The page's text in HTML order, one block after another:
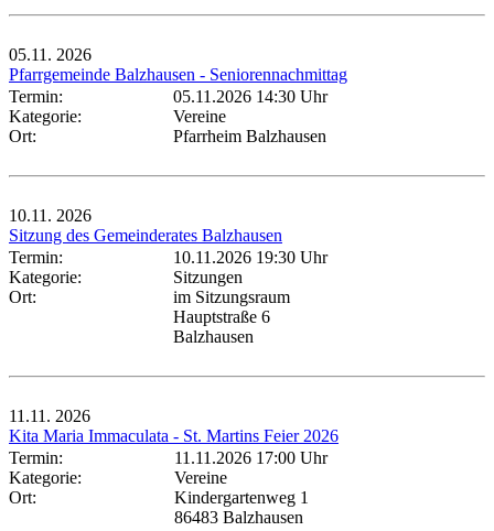
05.11. 2026
Pfarrgemeinde Balzhausen - Seniorennachmittag
Termin:
05.11.2026 14:30 Uhr
Kategorie:
Vereine
Ort:
Pfarrheim Balzhausen
10.11. 2026
Sitzung des Gemeinderates Balzhausen
Termin:
10.11.2026 19:30 Uhr
Kategorie:
Sitzungen
Ort:
im Sitzungsraum
Hauptstraße 6
Balzhausen
11.11. 2026
Kita Maria Immaculata - St. Martins Feier 2026
Termin:
11.11.2026 17:00 Uhr
Kategorie:
Vereine
Ort:
Kindergartenweg 1
86483 Balzhausen